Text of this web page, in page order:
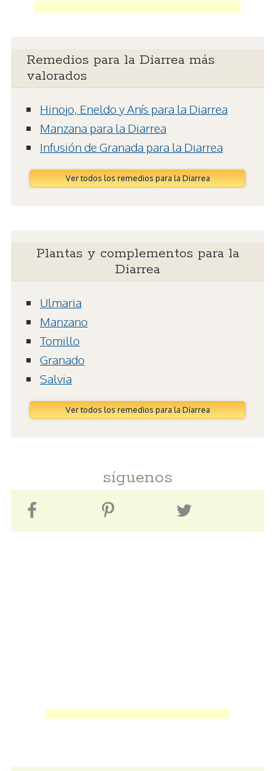
Remedios para la Diarrea más
valorados
Hinojo, Eneldo y Anís para la Diarrea
Manzana para la Diarrea
Infusión de Granada para la Diarrea
Ver todos los remedios para la Diarrea
Plantas y complementos para la
Diarrea
Ulmaria
Manzano
Tomillo
Granado
Salvia
Ver todos los remedios para la Diarrea
síguenos